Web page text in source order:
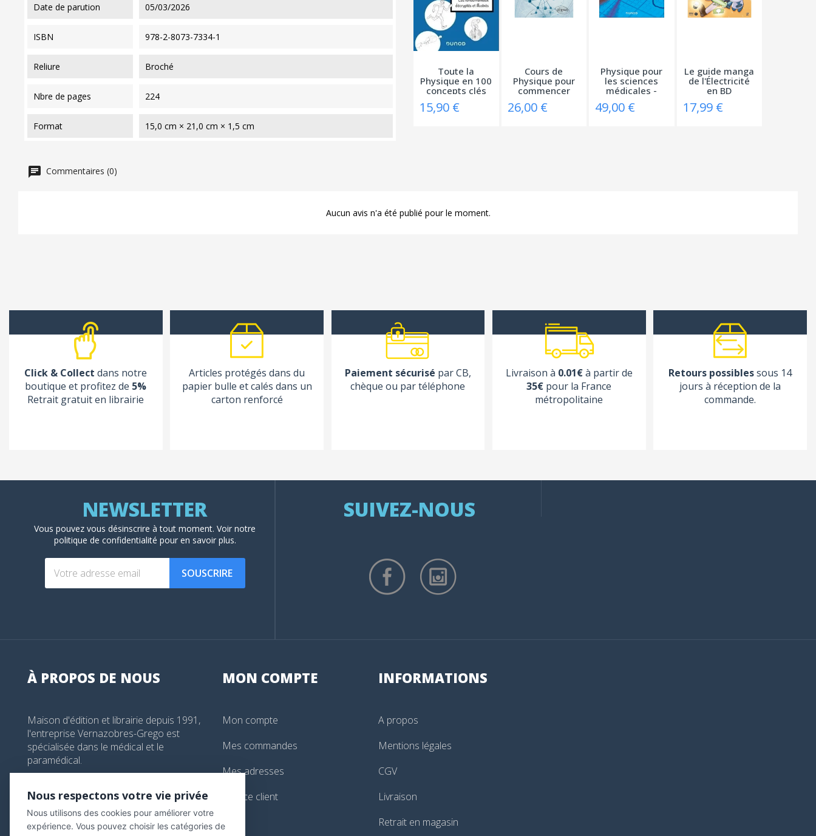
date de parution 05/03/2026
ISBN 978-2-8073-7334-1
reliure Broché
nbre de pages 224
format 15,0 cm × 21,0 cm × 1,5 cm
Toute la
Physique en 100
concepts clés
15,90 €
Cours de
Physique pour
commencer
26,00 €
Physique pour
les sciences
médicales -
49,00 €
Le guide manga
de l'Électricité
en BD
17,99 €
Commentaires (0)
Aucun avis n'a été publié pour le moment.
Click & Collect dans notre
boutique et profitez de 5%
Retrait gratuit en librairie
Articles protégés dans du
papier bulle et calés dans un
carton renforcé
Paiement sécurisé par CB,
chèque ou par téléphone
Livraison à 0.01€à partir de
35€ pour la France
métropolitaine
Retours possiblessous 14
jours à réception de la
commande.
Vous pouvez vous désinscrire à tout moment. Voirnotre
politique de confidentialité pour en savoir plus.
SOUSCRIRE
SUIVEZ-NOUS
À PROPOS DE NOUS
Maison d'édition et librairie depuis 1991,
l'entreprise Vernazobres-Grego est
spécialisée dans le médical et le
paramédical.
librairie@vg-editions.com
MON COMPTE
Mon compte
Mes commandes
Mes adresses
Service client
INFORMATIONS
A propos
Mentions légales
CGV
Livraison
Retrait en magasin
Nous respectons votre vie privée
Nous utilisons des cookies pour améliorer votre
expérience. Vous pouvez choisir les catégories de